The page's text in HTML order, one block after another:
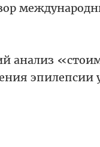
анализ
эпилепсии